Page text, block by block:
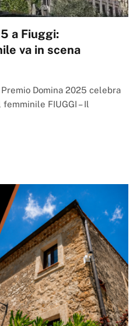
a Fiuggi:
va in scena
Premio Domina 2025 celebra
FIUGGI – Il